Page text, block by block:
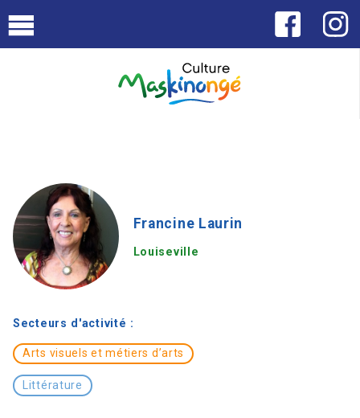
Francine Laurin
Louiseville
Secteurs d'activité :
Arts visuels et métiers d’arts
Littérature